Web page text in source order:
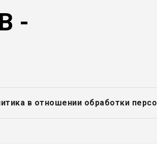
-
в отношении обработки